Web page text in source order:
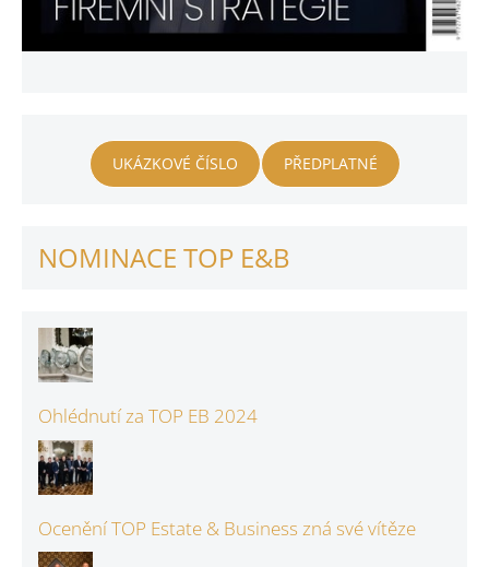
UKÁZKOVÉ ČÍSLO PŘEDPLATNÉ
NOMINACE TOP E&B
Ohlédnutí za TOP EB 2024
Ocenění TOP Estate & Business zná své vítěze